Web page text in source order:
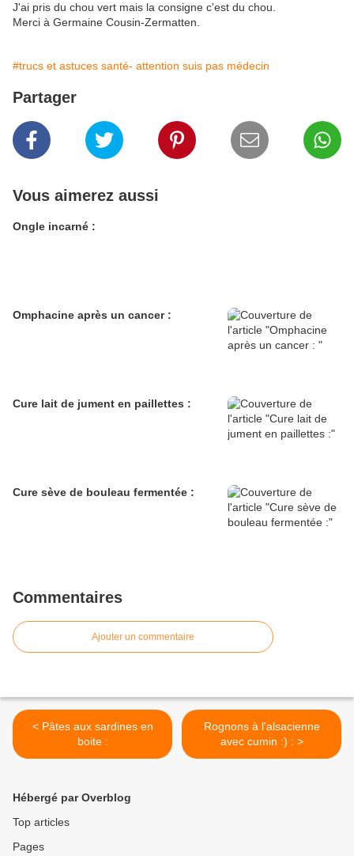
J'ai pris du chou vert mais la consigne c'est du chou.
Merci à Germaine Cousin-Zermatten.
#trucs et astuces santé- attention suis pas médecin
Partager
Vous aimerez aussi
Ongle incarné :
Omphacine après un cancer :
Cure lait de jument en paillettes :
Cure sève de bouleau fermentée :
Commentaires
Ajouter un commentaire
< Pâtes aux sardines en
boite :
Rognons à l'alsacienne
avec cumin :) : >
Hébergé par Overblog
Top articles
Pages